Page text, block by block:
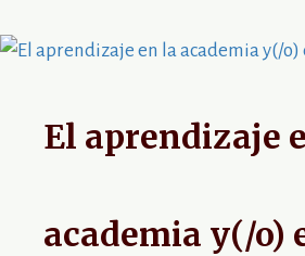
El aprendizaje
academia y(/o)